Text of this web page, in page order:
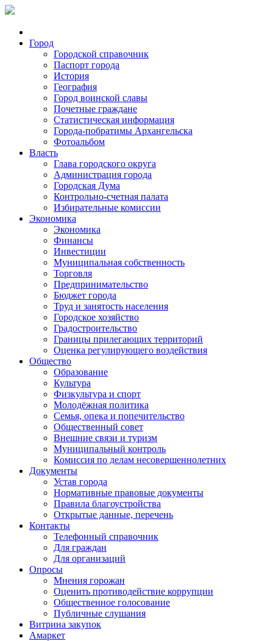
Город
Городской справочник
Паспорт города
История
География
Город воинской славы
Почетные граждане
Статистическая информация
Города-побратимы Архангельска
Фотоальбом
Власть
Глава городского округа
Администрация города
Городская Дума
Контрольно-счетная палата
Избирательные комиссии
Экономика
Экономика
Финансы
Инвестиции
Муниципальная собственность
Торговля
Предпринимательство
Бюджет города
Труд и занятость населения
Городское хозяйство
Градостроительство
Границы прилегающих территорий
Оценка регулирующего воздействия
Общество
Образование
Культура
Физкультура и спорт
Молодёжная политика
Семья, опека и попечительство
Общественный совет
Внешние связи и туризм
Муниципальный контроль
Комиссия по делам несовершеннолетних
Документы
Устав города
Нормативные правовые документы
Правила благоустройства
Открытые данные, перечень
Контакты
Телефонный справочник
Для граждан
Для организаций
Опросы
Мнения горожан
Оценить противодействие коррупции
Общественное голосование
Публичные слушания
Витрина закупок
Амаркет